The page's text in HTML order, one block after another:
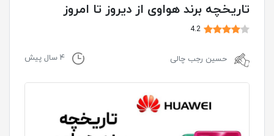
تاریخچه‌ برند هواوی از دیروز تا امروز
4.2
حسین رجب چالی ۴ سال پیش